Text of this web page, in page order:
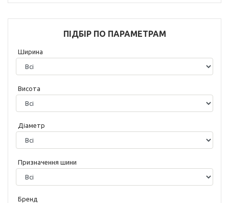
ПІДБІР ПО ПАРАМЕТРАМ
Ширина
Висота
Діаметр
Призначення шини
Бренд